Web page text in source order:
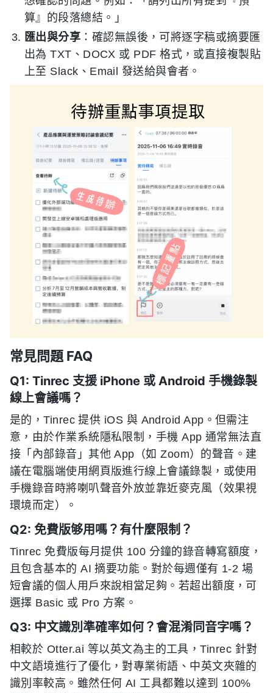
算』的段落總結。」
匯出與分享 ：確認無誤後，可將逐字稿或摘要匯
出為 TXT、DOCX 或 PDF 格式，或直接複製貼
上至 Slack、Email 發送給與會者。
常見問題 FAQ
Q1: Tinrec 支援 iPhone 或 Android 手機錄製
線上會議嗎？
是的，Tinrec 提供 iOS 與 Android App。但需注
意，由於作業系統隱私限制，手機 App 通常無法直
接「內部錄音」其他 App（如 Zoom）的聲音。建
議在電腦端使用網頁版進行線上會議錄製，或使用
手機錄音時將喇叭聲音外放並靠近麥克風（效果視
環境而定）。
Q2: 免費版够用嗎？有什麼限制？
Tinrec 免費版每月提供 100 分鐘的錄音轉寫額度，
且包含基本的 AI 摘要功能。對於每週僅有 1-2 場
短會議的個人用戶來說相當足夠。若超出額度，可
選擇 Basic 或 Pro 方案。
Q3: 中文識別準確率如何？會混淆同音字嗎？
相較於 Otter.ai 等以英文為主的工具，Tinrec 針對
中文語境進行了優化，對專業術語、中英文夾雜的
識別率較高。雖然任何 AI 工具都難以達到 100%